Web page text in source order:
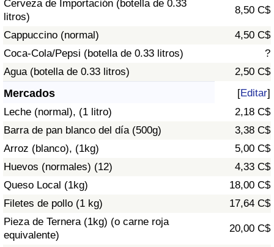
Cerveza de Importación (botella de 0.33
litros)
8,50 C$
Cappuccino (normal)
4,50 C$
Coca-Cola/Pepsi (botella de 0.33 litros)
?
Agua (botella de 0.33 litros)
2,50 C$
Mercados [Editar]
Leche (normal), (1 litro)
2,18 C$
Barra de pan blanco del día (500g)
3,38 C$
Arroz (blanco), (1kg)
5,00 C$
Huevos (normales) (12)
4,33 C$
Queso Local (1kg)
18,00 C$
Filetes de pollo (1 kg)
17,64 C$
Pieza de Ternera (1kg) (o carne roja
equivalente)
20,00 C$
(Actual)
Índice de Criminalidad
Índice de criminalidad por país
Sanidad
Índice de Sanidad
Índice de Sanidad por País
Contaminación